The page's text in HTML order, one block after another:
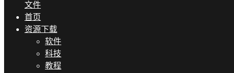
文件
首页
资源下载
软件
科技
教程